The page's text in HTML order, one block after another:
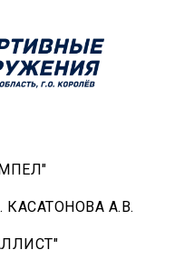
А.В.